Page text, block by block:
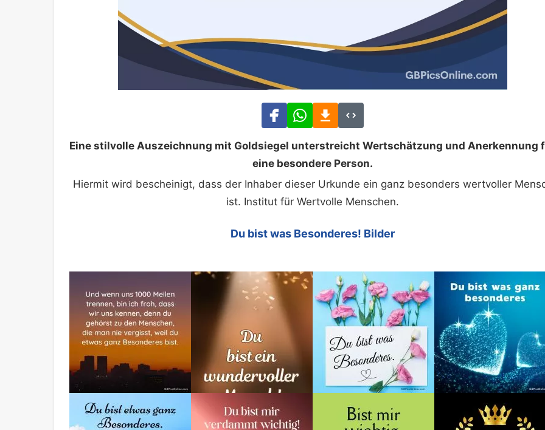
Eine stilvolle Auszeichnung mit Goldsiegel unterstreicht Wertschätzung und Anerkennung
eine besondere Person.
Hiermit wird bescheinigt, dass der Inhaber dieser Urkunde ein ganz besonders wertvoller
ist. Institut für Wertvolle Menschen.
Du bist was Besonderes! Bilder